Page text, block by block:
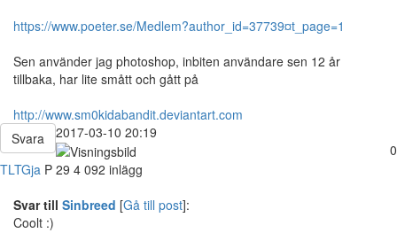
https://www.poeter.se/Medlem?author_id=37739¤t_page=1
Sen använder jag photoshop, inbiten användare sen 12 år
tillbaka, har lite smått och gått på
http://www.sm0kidabandit.deviantart.com
Svara
2017-03-10 20:19
0
TLTGja P 29 4 092 inlägg
Svar till Sinbreed [Gå till post]:
Coolt :)